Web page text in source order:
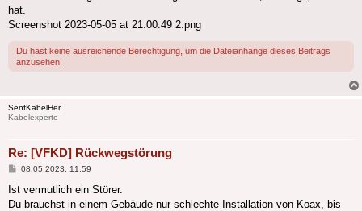
hat.
Screenshot 2023-05-05 at 21.00.49 2.png
Du hast keine ausreichende Berechtigung, um die Dateianhänge dieses Beitrags
anzusehen.
SenfKabelHer
Kabelexperte
Re: [VFKD] Rückwegstörung
Beitrag
08.05.2023, 11:59
Ist vermutlich ein Störer.
Du brauchst in einem Gebäude nur schlechte Installation von Koax, bis